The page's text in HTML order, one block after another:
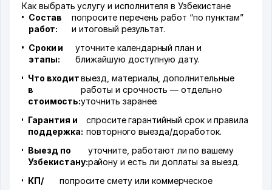
Как выбрать услугу и исполнителя в Узбекистане
Состав
работ:
попросите перечень работ “по пунктам”
и итоговый результат.
Сроки и
этапы:
уточните календарный план и
ближайшую доступную дату.
Что входит
в
стоимость:
выезд, материалы, дополнительные
работы и срочность — отдельно
уточнить заранее.
Гарантия и
поддержка:
спросите гарантийный срок и правила
повторного выезда/доработок.
Выезд по
Узбекистану:
уточните, работают ли по вашему
району и есть ли доплаты за выезд.
КП/
попросите смету или коммерческое